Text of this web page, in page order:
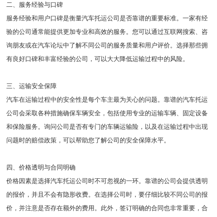
二、服务经验与口碑
服务经验和用户口碑是衡量汽车托运公司是否靠谱的重要标准。一家有经
验的公司通常能提供更加专业和高效的服务。您可以通过互联网搜索、咨
询朋友或在汽车论坛中了解不同公司的服务质量和用户评价。选择那些拥
有良好口碑和丰富经验的公司，可以大大降低运输过程中的风险。
三、运输安全保障
汽车在运输过程中的安全性是每个车主最为关心的问题。靠谱的汽车托运
公司会采取各种措施确保车辆安全，包括使用专业的运输车辆、固定设备
和保险服务。询问公司是否有专门的车辆运输险，以及在运输过程中出现
问题时的赔偿政策，可以帮助您了解公司的安全保障水平。
四、价格透明与合同明确
价格因素是选择汽车托运公司时不可忽视的一环。靠谱的公司会提供透明
的报价，并且不会有隐形收费。在选择公司时，要仔细比较不同公司的报
价，并注意是否存在额外的费用。此外，签订明确的合同也非常重要，合